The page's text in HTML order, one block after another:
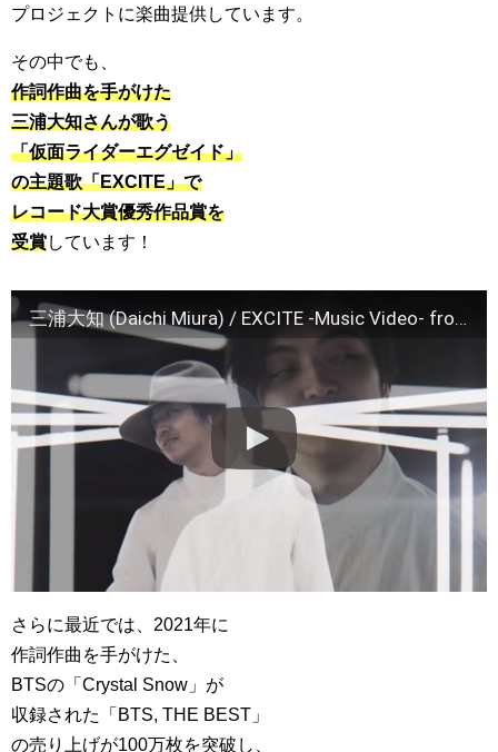
プロジェクトに楽曲提供しています。
その中でも、
作詞作曲を手がけた
三浦大知さんが歌う
「仮面ライダーエグゼイド」
の主題歌「EXCITE」で
レコード大賞優秀作品賞を
受賞しています！
三浦大知 (Daichi Miura) / EXCITE -Music Video- from "BEST" (2018/3/7 ON SALE)
さらに最近では、2021年に
作詞作曲を手がけた、
BTSの「Crystal Snow」が
収録された「BTS, THE BEST」
の売り上げが100万枚を突破し、